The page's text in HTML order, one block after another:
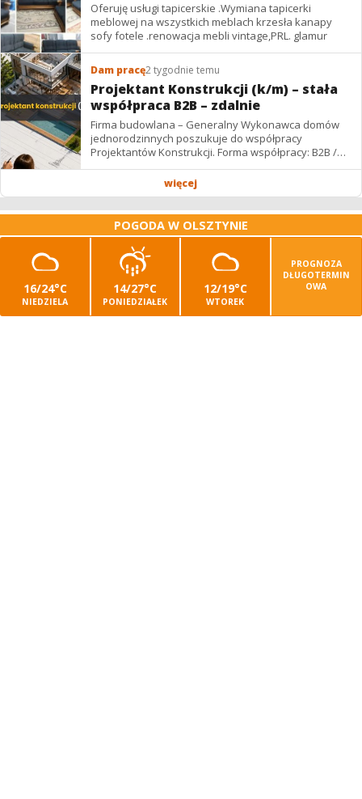
Oferuję usługi tapicerskie .Wymiana tapicerki
meblowej na wszystkich meblach krzesła kanapy
sofy fotele .renowacja mebli vintage,PRL. glamur
Dam pracę2 tygodnie temu
Projektant Konstrukcji (k/m) – stała
współpraca B2B – zdalnie
Firma budowlana – Generalny Wykonawca domów
jednorodzinnych poszukuje do współpracy
Projektantów Konstrukcji. Forma współpracy: B2B /
podwykonawstwo – zdalnie. Wynagrodzenie: ✔
więcej
POGODA W OLSZTYNIE
16/24°C
NIEDZIELA
14/27°C
PONIEDZIAŁEK
12/19°C
WTOREK
PROGNOZA
DŁUGOTERMIN
OWA